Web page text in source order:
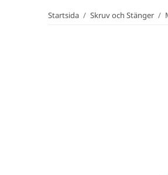
Startsida / Skruv och Stänger /